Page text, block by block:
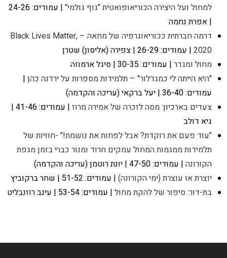
למחול ועל היצירה הכוריאופואטית "גוף גולמי"
| עמודים: 24-26
| אפרת נחמה
דרמה חברתית ככוריאוגרפיה של מחאה – Black Lives Matter,
2020 | עמודים: 26-29 | צפירה (אליסון) שטרן
מחול ומגדר | עמודים: 30-35 | סיגל ארמוזה
"היא הייתה לי כמגדלור" – תלמידות מספרות על ירדנה כהן |
עמודים: 36-40 | יעל ברקאי (עריכה והקדמה)
צעדים בארכיון: מסה לזכרה של אמירה מרוז
| עמודים: 41-46 |
גיא דולב
"עוד פעם את רוקדת? אבל לפחות את נושמת!" -חוויות של
תלמידות ממגמות המחול עמקים חרוד ומנור כברי בזמן מגפת
הקורונה | עמודים: 47-50 | יונת רוטמן (עריכה והקדמה)
יוצרת או עוצרת (ימי הקורונה) | עמודים: 51-52 | שחר ברקוביץ
בת-דור: סיפור של להקת מחול | עמודים: 53-54 | עינב רוזנבליט